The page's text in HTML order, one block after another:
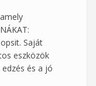
Saját
eszközök
és a jó